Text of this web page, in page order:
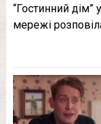
“Гостинний
мережі